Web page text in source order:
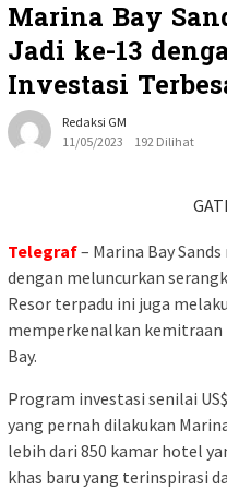
Marina Bay
Jadi ke-13
Investasi
Redaksi GM
11/05/2023
192 Dilihat
Telegraf– Marina Bay
dengan meluncurkan
Resor terpadu ini juga
memperkenalkan kemitraan
Bay.
Program investasi senilai
yang pernah dilakukan
lebih dari 850 kamar hotel
khas baru yang terinspirasi